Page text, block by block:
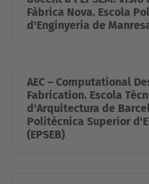
Fàbrica Nova. Escola
d'Enginyeria de
AEC – Computational
Fabrication. Escola
d'Arquitectura de
Politècnica Superior
(EPSEB)